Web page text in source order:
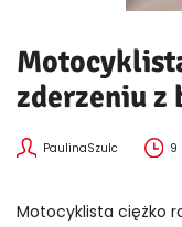
zderzeniu z
PaulinaSzulc 9
Motocyklista ciężko